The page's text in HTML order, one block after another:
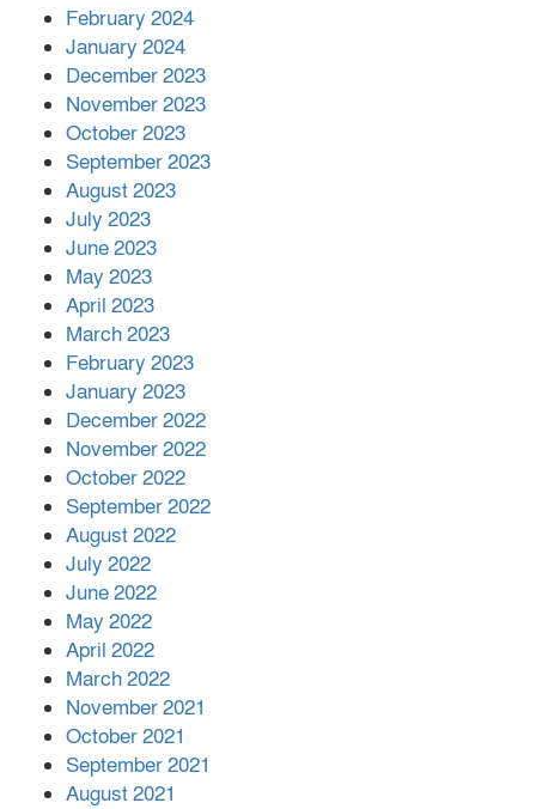
February 2024
January 2024
December 2023
November 2023
October 2023
September 2023
August 2023
July 2023
June 2023
May 2023
April 2023
March 2023
February 2023
January 2023
December 2022
November 2022
October 2022
September 2022
August 2022
July 2022
June 2022
May 2022
April 2022
March 2022
November 2021
October 2021
September 2021
August 2021